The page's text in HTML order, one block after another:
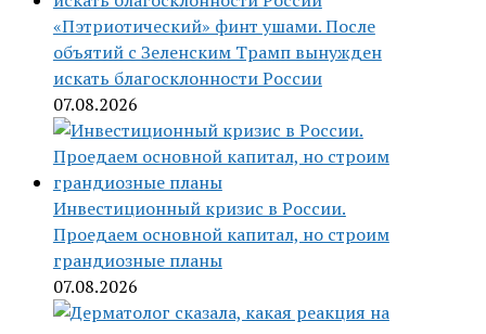
«Пэтриотический» финт ушами. После
объятий с Зеленским Трамп вынужден
искать благосклонности России
07.08.2026
Инвестиционный кризис в России.
Проедаем основной капитал, но строим
грандиозные планы
07.08.2026